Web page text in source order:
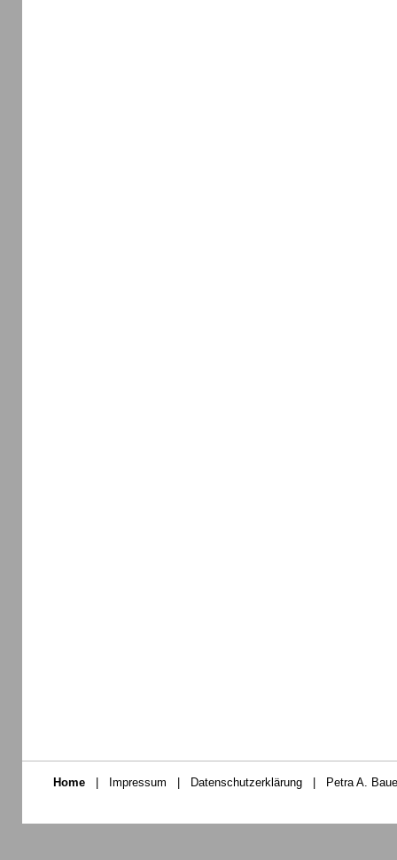
Home Impressum Datenschutzerklärung Petra A.